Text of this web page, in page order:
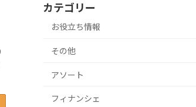
カテゴリー
お役立ち情報
その他
アソート
フィナンシェ